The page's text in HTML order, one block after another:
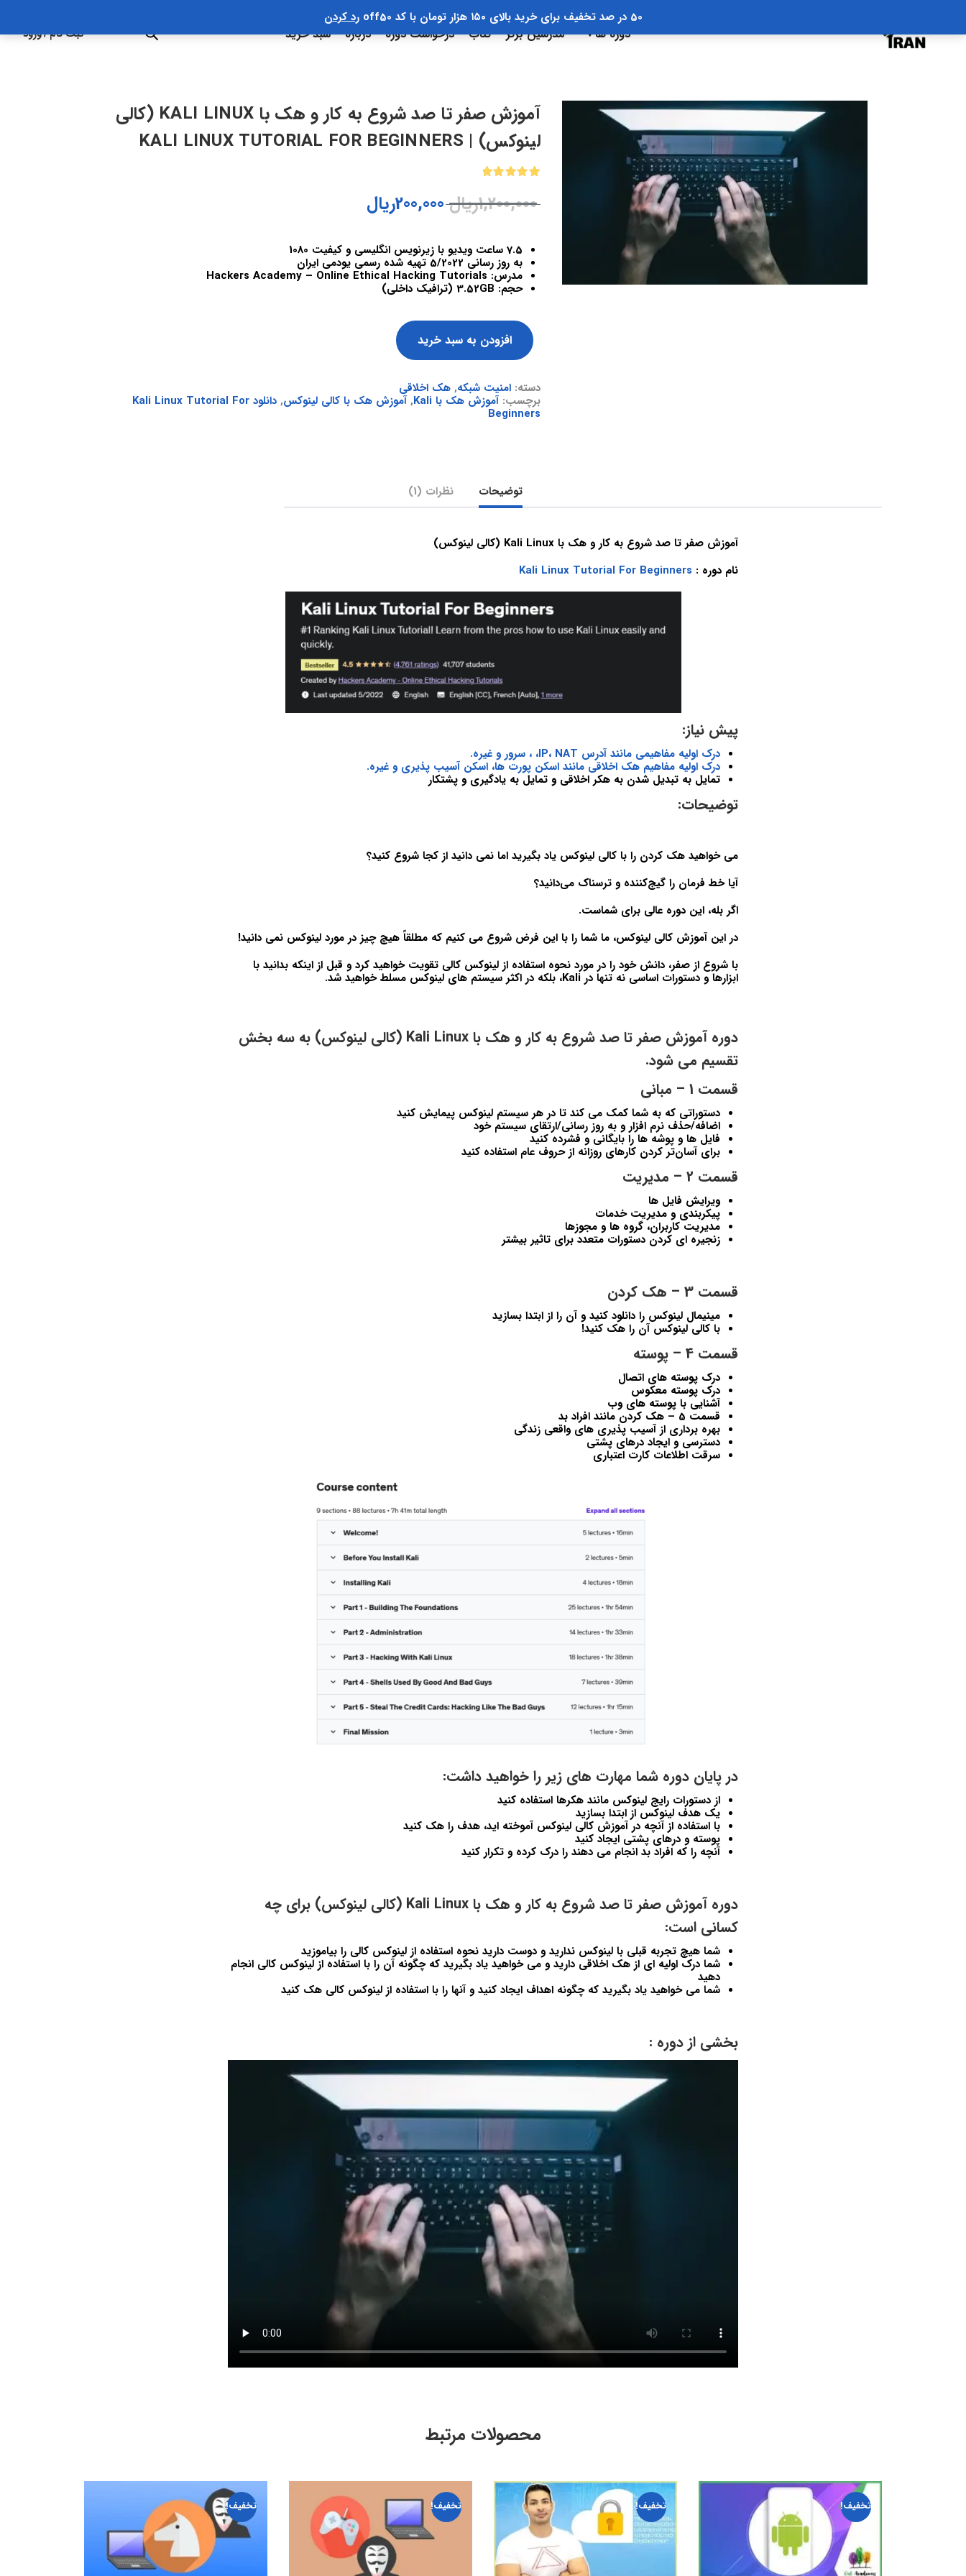
50 در صد تخفیف برای خرید بالای ۱۵۰ هزار تومان با کد off50 رد کردن
دوره ها مدرسین برتر کتاب درخواست دوره درباره سبد خرید ثبت نام/ورود
آموزش صفر تا صد شروع به کار و هک با KALI LINUX (کالی
لینوکس) | KALI LINUX TUTORIAL FOR BEGINNERS
از 5
در
1,200,000ریال 200,000ریال
7.5 ساعت ویدیو با زیرنویس انگلیسی و کیفیت 1080
به روز رسانی 5/2022 تهیه شده رسمی یودمی ایران
مدرس: Hackers Academy – Online Ethical Hacking Tutorials
حجم: 3.52GB (ترافیک داخلی)
افزودن به سبد خرید
دسته: امنیت شبکه, هک اخلاقی
برچسب: آموزش هک با Kali , آموزش هک با کالی لینوکس, دانلود Kali Linux Tutorial For
Beginners
توضیحات نظرات (1)
آموزش صفر تا صد شروع به کار و هک با Kali Linux (کالی لینوکس)
نام دوره : Kali Linux Tutorial For Beginners
پیش نیاز:
درک اولیه مفاهیمی مانند آدرس IP، NAT، ، سرور و غیره.
درک اولیه مفاهیم هک اخلاقی مانند اسکن پورت ها، اسکن آسیب پذیری و غیره.
تمایل به تبدیل شدن به هکر اخلاقی و تمایل به یادگیری و پشتکار
توضیحات:
می خواهید هک کردن را با کالی لینوکس یاد بگیرید اما نمی دانید از کجا شروع کنید؟
آیا خط فرمان را گیج‌کننده و ترسناک می‌دانید؟
اگر بله، این دوره عالی برای شماست.
در این آموزش کالی لینوکس، ما شما را با این فرض شروع می کنیم که مطلقاً هیچ چیز در مورد لینوکس نمی دانید!
با شروع از صفر، دانش خود را در مورد نحوه استفاده از لینوکس کالی تقویت خواهید کرد و قبل از اینکه بدانید با
ابزارها و دستورات اساسی نه تنها در Kali، بلکه در اکثر سیستم های لینوکس مسلط خواهید شد.
دوره آموزش صفر تا صد شروع به کار و هک با Kali Linux (کالی لینوکس) به سه بخش
تقسیم می شود.
قسمت 1 – مبانی
دستوراتی که به شما کمک می کند تا در هر سیستم لینوکس پیمایش کنید
اضافه/حذف نرم افزار و به روز رسانی/ارتقای سیستم خود
فایل ها و پوشه ها را بایگانی و فشرده کنید
برای آسان‌تر کردن کارهای روزانه از حروف عام استفاده کنید
قسمت 2 – مدیریت
ویرایش فایل ها
پیکربندی و مدیریت خدمات
مدیریت کاربران، گروه ها و مجوزها
زنجیره ای کردن دستورات متعدد برای تاثیر بیشتر
قسمت 3 – هک کردن
مینیمال لینوکس را دانلود کنید و آن را از ابتدا بسازید
با کالی لینوکس آن را هک کنید!
قسمت 4 – پوسته
درک پوسته های اتصال
درک پوسته معکوس
آشنایی با پوسته های وب
قسمت 5 – هک کردن مانند افراد بد
بهره برداری از آسیب پذیری های واقعی زندگی
دسترسی و ایجاد درهای پشتی
سرقت اطلاعات کارت اعتباری
در پایان دوره شما مهارت های زیر را خواهید داشت:
از دستورات رایج لینوکس مانند هکرها استفاده کنید
یک هدف لینوکس از ابتدا بسازید
با استفاده از آنچه در آموزش کالی لینوکس آموخته اید، هدف را هک کنید
پوسته و درهای پشتی ایجاد کنید
آنچه را که افراد بد انجام می دهند را درک کرده و تکرار کنید
دوره آموزش صفر تا صد شروع به کار و هک با Kali Linux (کالی لینوکس) برای چه
کسانی است:
شما هیچ تجربه قبلی با لینوکس ندارید و دوست دارید نحوه استفاده از لینوکس کالی را بیاموزید
شما درک اولیه ای از هک اخلاقی دارید و می خواهید یاد بگیرید که چگونه آن را با استفاده از لینوکس کالی انجام
دهید
شما می خواهید یاد بگیرید که چگونه اهداف ایجاد کنید و آنها را با استفاده از لینوکس کالی هک کنید
بخشی از دوره :
محصولات مرتبط
تخفیف! تخفیف! تخفیف! تخفیف!